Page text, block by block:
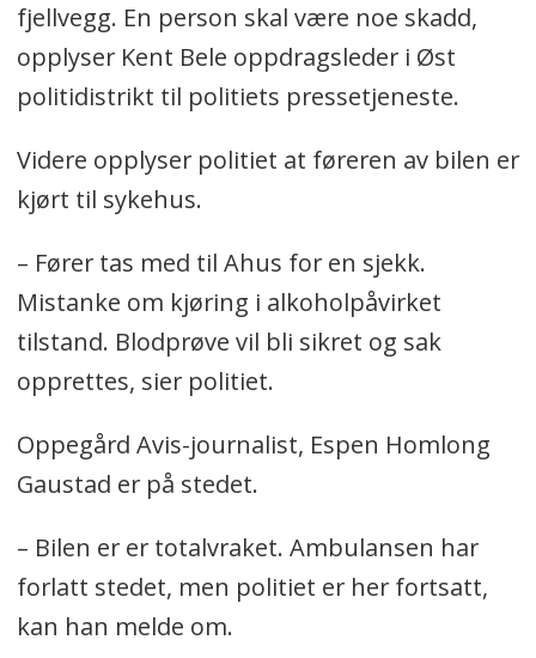
fjellvegg. En person skal være noe skadd,
opplyser Kent Bele oppdragsleder i Øst
politidistrikt til politiets pressetjeneste.
Videre opplyser politiet at føreren av bilen er
kjørt til sykehus.
– Fører tas med til Ahus for en sjekk.
Mistanke om kjøring i alkoholpåvirket
tilstand. Blodprøve vil bli sikret og sak
opprettes, sier politiet.
Oppegård Avis-journalist, Espen Homlong
Gaustad er på stedet.
– Bilen er er totalvraket. Ambulansen har
forlatt stedet, men politiet er her fortsatt,
kan han melde om.